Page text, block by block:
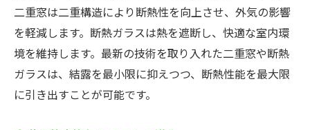
二重窓は二重構造により断熱性を向上させ、外気の影響
を軽減します。断熱ガラスは熱を遮断し、快適な室内環
境を維持します。最新の技術を取り入れた二重窓や断熱
ガラスは、結露を最小限に抑えつつ、断熱性能を最大限
に引き出すことが可能です。